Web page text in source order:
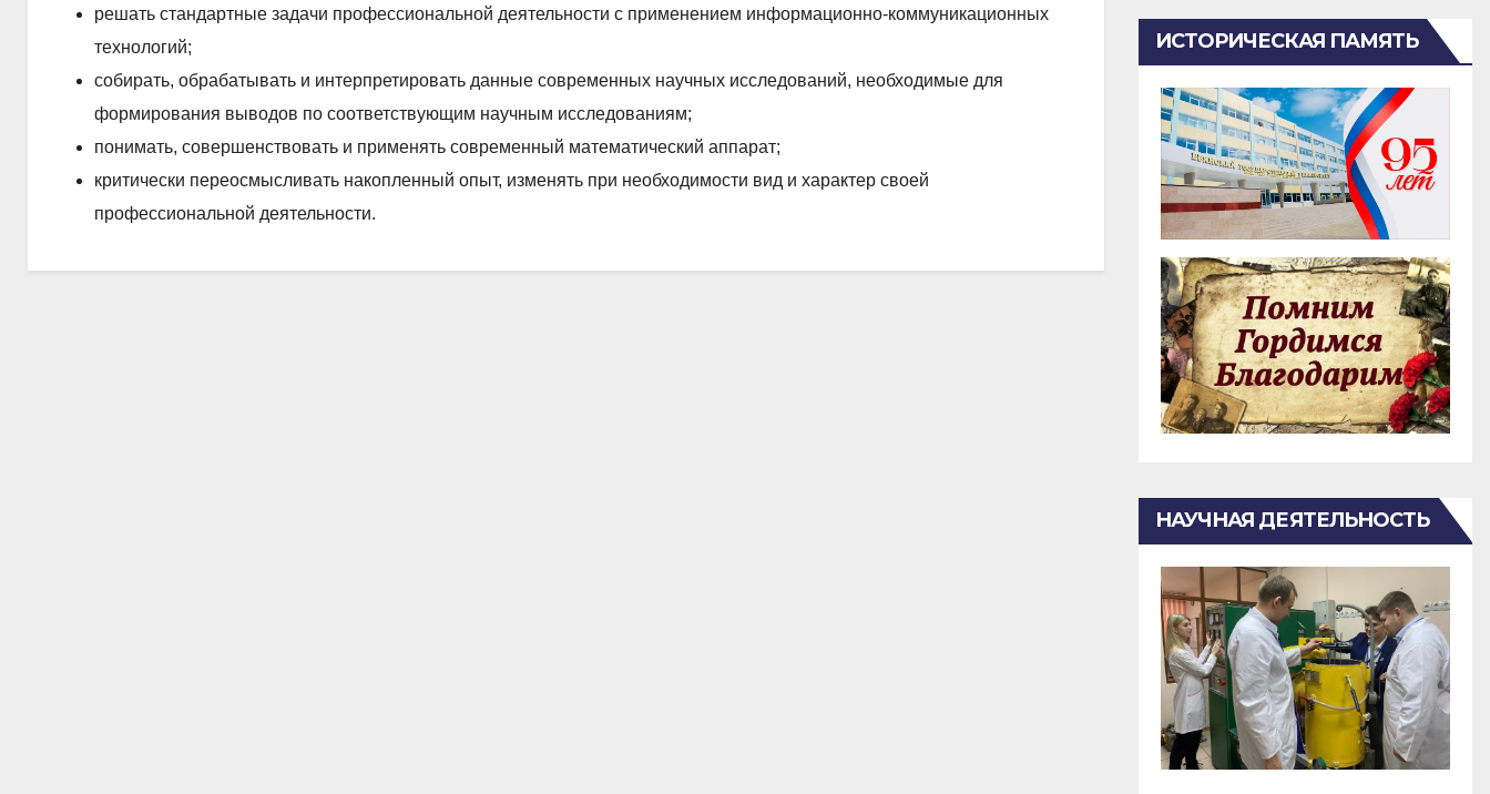
решать стандартные задачи профессиональной деятельности с применением информационно-коммуникационных
технологий;
собирать, обрабатывать и интерпретировать данные современных научных исследований, необходимые для
формирования выводов по соответствующим научным исследованиям;
понимать, совершенствовать и применять современный математический аппарат;
критически переосмысливать накопленный опыт, изменять при необходимости вид и характер своей
профессиональной деятельности.
ИСТОРИЧЕСКАЯ ПАМЯТЬ
НАУЧНАЯ ДЕЯТЕЛЬНОСТЬ